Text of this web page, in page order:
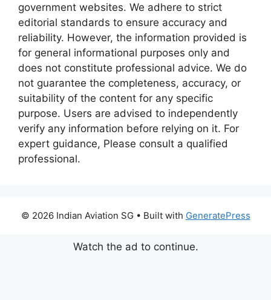
government websites. We adhere to strict
editorial standards to ensure accuracy and
reliability. However, the information provided is
for general informational purposes only and
does not constitute professional advice. We do
not guarantee the completeness, accuracy, or
suitability of the content for any specific
purpose. Users are advised to independently
verify any information before relying on it. For
expert guidance, Please consult a qualified
professional.
© 2026 Indian Aviation SG• Built with GeneratePress
Watch the ad to continue.